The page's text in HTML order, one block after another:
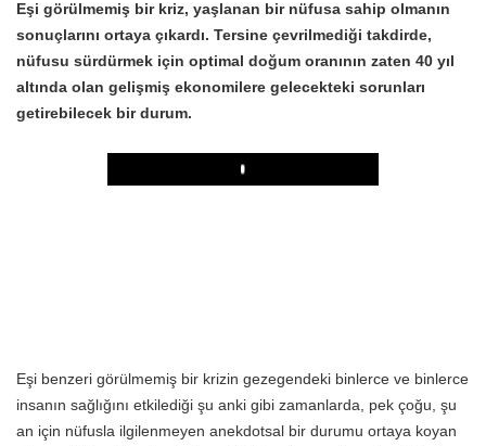
Eşi görülmemiş bir kriz, yaşlanan bir nüfusa sahip olmanın
sonuçlarını ortaya çıkardı. Tersine çevrilmediği takdirde,
nüfusu sürdürmek için optimal doğum oranının zaten 40 yıl
altında olan gelişmiş ekonomilere gelecekteki sorunları
getirebilecek bir durum.
Play
Eşi benzeri görülmemiş bir krizin gezegendeki binlerce ve binlerce
insanın sağlığını etkilediği şu anki gibi zamanlarda, pek çoğu, şu
an için nüfusla ilgilenmeyen anekdotsal bir durumu ortaya koyan